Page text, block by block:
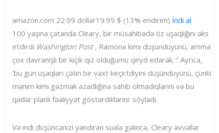
amazon.com 22.99 dollar19.99 $ (13% endirim) İndi al
100 yaşına çatanda Cleary, bir müsahibədə öz uşaqlığını əks
etdirdi Washington Post , Ramona kimi düşündüyünü, amma
çox davranışlı bir kiçik qız olduğumu qeyd edərək. ” Ayrıca,
'bu gün uşaqları çətin bir vaxt keçirtdiyini düşündüyünü, çünki
mənim kimi gəzmək azadlığına sahib olmadıqlarını və bu
qədər planlı fəaliyyət göstərdiklərini' söylədi.
Və indi düşüncənizi yandıran suala gəlincə, Cleary əvvəllər